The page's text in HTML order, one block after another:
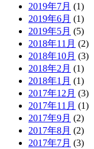
2019年7月 (1)
2019年6月 (1)
2019年5月 (5)
2018年11月 (2)
2018年10月 (3)
2018年2月 (1)
2018年1月 (1)
2017年12月 (3)
2017年11月 (1)
2017年9月 (2)
2017年8月 (2)
2017年7月 (3)